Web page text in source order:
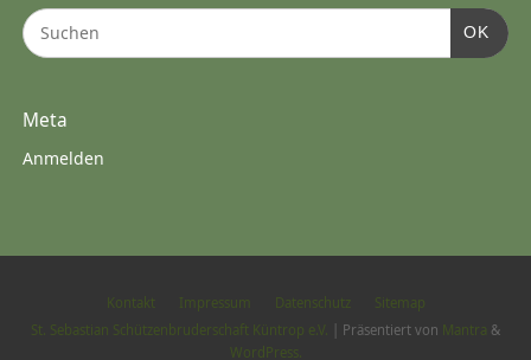
OK
Meta
Anmelden
Kontakt Impressum Datenschutz
Sitemap
St. Sebastian Schützenbruderschaft Küntrop e.V. | Präsentiert von Mantra &
WordPress.